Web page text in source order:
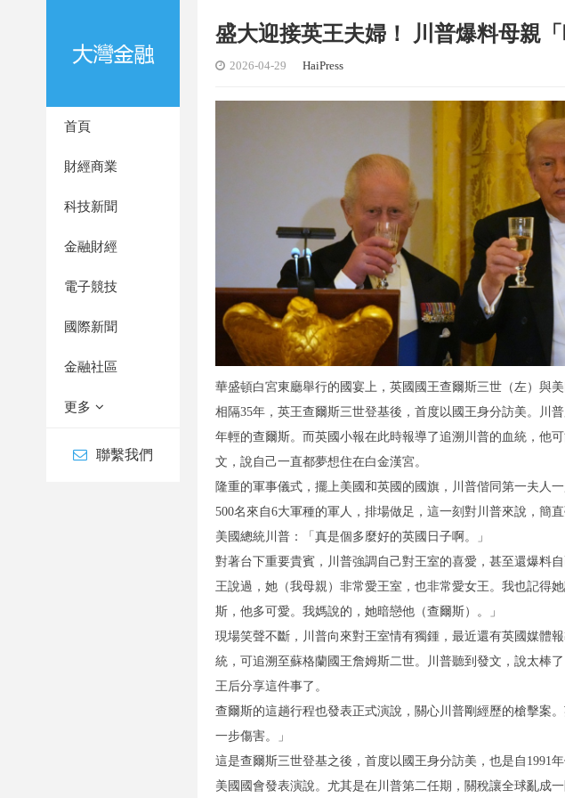
首頁
財經商業
科技新聞
金融財經
電子競技
國際新聞
金融社區
更多
聯繫我們
盛大迎接英王夫婦！ 川普爆料母親「
2026-04-29 HaiPress
華盛頓白宮東廳舉行的國宴上，英國國王查爾斯三世（左）與
相隔35年，英王查爾斯三世登基後，首度以國王身分訪美。川
年輕的查爾斯。而英國小報在此時報導了追溯川普的血統，他
文，說自己一直都夢想住在白金漢宮。
隆重的軍事儀式，擺上美國和英國的國旗，川普偕同第一夫人
500名來自6大軍種的軍人，排場做足，這一刻對川普來說，簡直
美國總統川普：「真是個多麼好的英國日子啊。」
對著台下重要貴賓，川普強調自己對王室的喜愛，甚至還爆料
王說過，她（我母親）非常愛王室，也非常愛女王。我也記得
斯，他多可愛。我媽說的，她暗戀他（查爾斯）。」
現場笑聲不斷，川普向來對王室情有獨鍾，最近還有英國媒體
統，可追溯至蘇格蘭國王詹姆斯二世。川普聽到發文，說太棒
王后分享這件事了。
查爾斯的這趟行程也發表正式演說，關心川普剛經歷的槍擊案
一步傷害。」
這是查爾斯三世登基之後，首度以國王身分訪美，也是自1991
美國國會發表演說。尤其是在川普第二任期，關稅讓全球亂成